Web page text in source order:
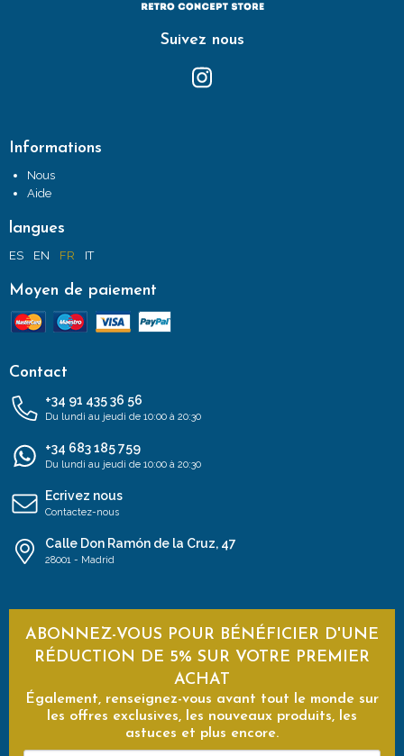
Suivez nous
Informations
Nous
Aide
langues
ES EN FR IT
Moyen de paiement
Contact
+34 91 435 36 56
Du lundi au jeudi de 10:00 à 20:30
+34 683 185 759
Du lundi au jeudi de 10:00 à 20:30
Ecrivez nous
Contactez-nous
Calle Don Ramón de la Cruz, 47
28001 - Madrid
ABONNEZ-VOUS POUR BÉNÉFICIER D'UNE
RÉDUCTION DE 5% SUR VOTRE PREMIER
ACHAT
Également, renseignez-vous avant tout le monde sur
les offres exclusives, les nouveaux produits, les
astuces et plus encore.